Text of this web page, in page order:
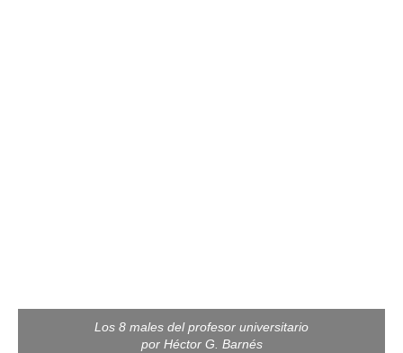
Los 8 males del profesor universitario
por Héctor G. Barnés